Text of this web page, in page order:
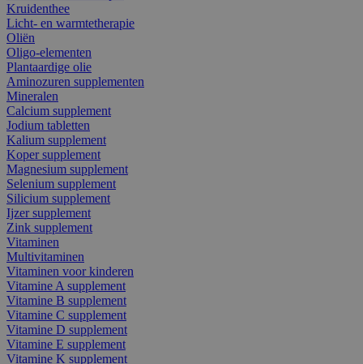
Kruidenthee
Licht- en warmtetherapie
Oliën
Oligo-elementen
Plantaardige olie
Aminozuren supplementen
Mineralen
Calcium supplement
Jodium tabletten
Kalium supplement
Koper supplement
Magnesium supplement
Selenium supplement
Silicium supplement
Ijzer supplement
Zink supplement
Vitaminen
Multivitaminen
Vitaminen voor kinderen
Vitamine A supplement
Vitamine B supplement
Vitamine C supplement
Vitamine D supplement
Vitamine E supplement
Vitamine K supplement